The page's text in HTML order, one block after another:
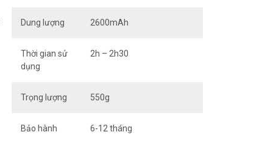
Dung lượng 2600mAh
Thời gian sử
dụng
2h – 2h30
Trọng lượng 550g
Bảo hành 6-12 tháng